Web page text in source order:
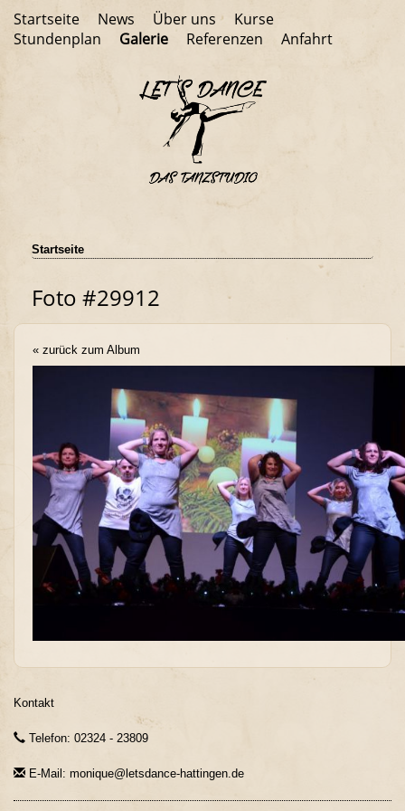
Startseite News Über uns
Kurse
Stundenplan
Galerie Referenzen Anfahrt
Startseite
Foto #29912
« zurück zum Album
Kontakt
Telefon: 02324 - 23809
E-Mail: monique@letsdance-hattingen.de